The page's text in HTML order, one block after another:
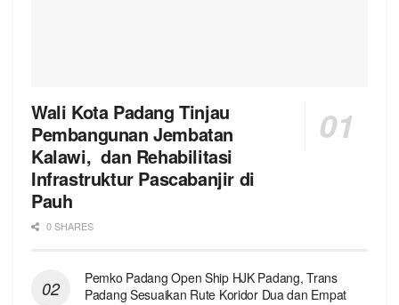
Wali Kota Padang Tinjau
Pembangunan Jembatan
Kalawi, dan Rehabilitasi
Infrastruktur Pascabanjir di
Pauh
0 SHARES
Pemko Padang Open Ship HJK Padang, Trans
Padang Sesuaikan Rute Koridor Dua dan Empat